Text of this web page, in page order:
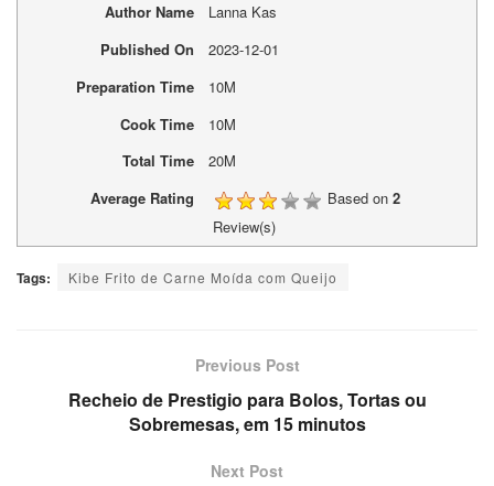
Author Name
Lanna Kas
Published On
2023-12-01
Preparation Time
10M
Cook Time
10M
Total Time
20M
Average Rating
Based on 2
Review(s)
Tags: Kibe Frito de Carne Moída com Queijo
Previous Post
Recheio de Prestigio para Bolos, Tortas ou
Sobremesas, em 15 minutos
Next Post